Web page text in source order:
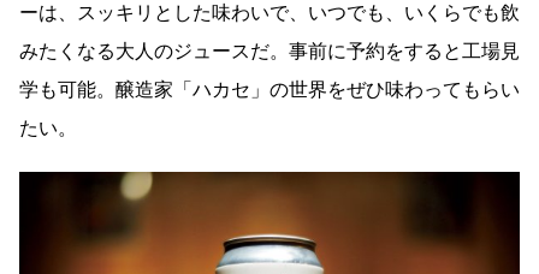
ーは、スッキリとした味わいで、いつでも、いくらでも飲
みたくなる大人のジュースだ。事前に予約をすると工場見
学も可能。醸造家「ハカセ」の世界をぜひ味わってもらい
たい。